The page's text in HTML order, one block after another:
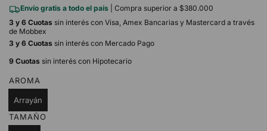
Envío gratis a todo el país
| Compra superior a $380.000
3 y 6 Cuotas sin interés con Visa, Amex Bancarias y Mastercard a través
de Mobbex
3 y 6 Cuotas sin interés con Mercado Pago
9 Cuotas sin interés con Hipotecario
AROMA
Arrayán
TAMAÑO